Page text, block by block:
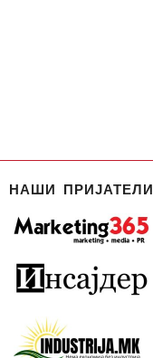
НАШИ ПРИЈАТЕЛИ